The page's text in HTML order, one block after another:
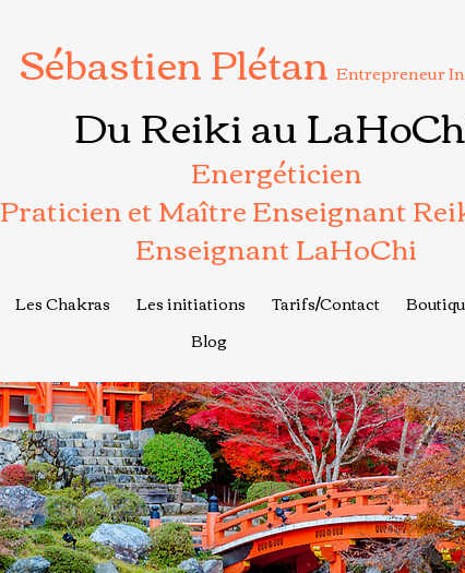
Sébastien Plétan Entrepreneur
Du Reiki au
Energéticien
Praticien et Maître Enseignant
Enseignant LaHoChi
Les Chakras Les initiations Tarifs/Contact
Blog